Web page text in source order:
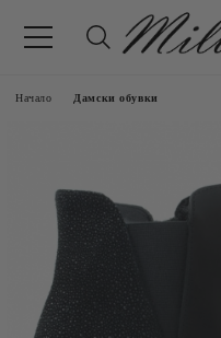
Начало Дамски обувки